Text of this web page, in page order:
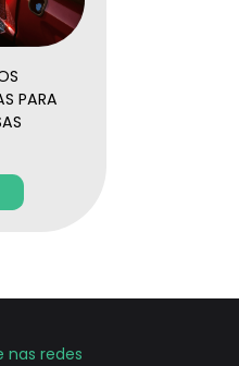
PARA
nas redes